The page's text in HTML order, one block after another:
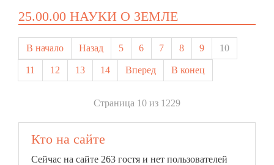
25.00.00 НАУКИ О ЗЕМЛЕ
В начало Назад 5 6 7 8 9 10
11 12 13 14 Вперед В конец
Страница 10 из 1229
Кто на сайте
Сейчас на сайте 263 гостя и нет пользователей